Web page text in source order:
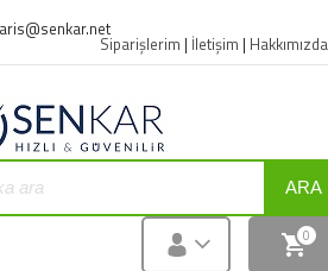
Siparişlerim | İletişim | Hakkımızda
ARA
0